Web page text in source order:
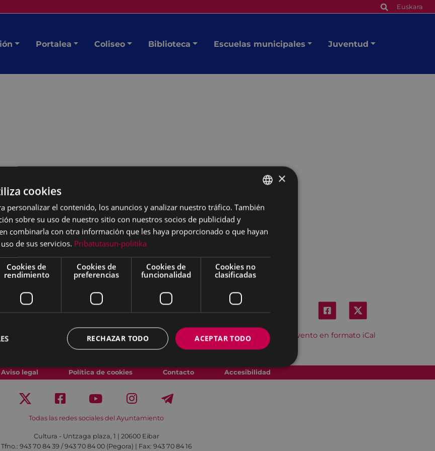
Euskara
Portalea Coliseo Biblioteca Escuelas municipales Juventud
Descargar el evento en formato iCal
Aviso legal Política de cookies Contacto Accesibilidad
Todas las redes sociales del Ayuntamiento
Cultura - Untzaga plaza, 1 | 20600 Eibar
Tfno.: 943 70 84 39 / 943 70 84 00 (Pegora) | Fax: 943 70 84 16
BASQUE
×
cookies
personalizar el contenido, los anuncios y analizar nuestro tráfico. También
sobre su uso de nuestro sitio con nuestros socios de publicidad y
combinarla con otra información que les haya proporcionado o que hayan
de sus servicios. Pribatutasun-politika
Cookies de
rendimiento
Cookies de
preferencias
Cookies de
funcionalidad
Cookies no
clasificadas
ACEPTAR TODO
RECHAZAR TODO